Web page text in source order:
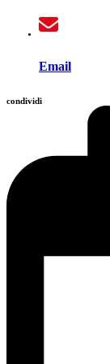
Email
condividi